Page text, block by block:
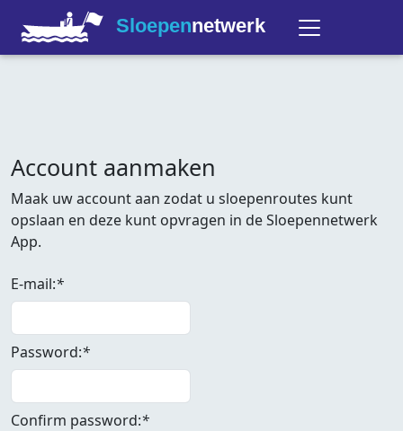
Sloepennetwerk
Account aanmaken
Maak uw account aan zodat u sloepenroutes kunt
opslaan en deze kunt opvragen in de Sloepennetwerk
App.
E-mail:*
Password:*
Confirm password:*